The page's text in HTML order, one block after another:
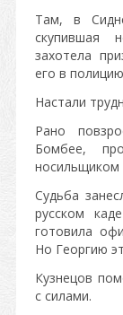
Там, в
скупившая
захотела
его в
Настали
Рано
Бомбее,
носильщиком
Судьба
русском
готовила
Но Георгию
Кузнецов
с силами.